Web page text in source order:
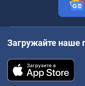
Загружайте наше